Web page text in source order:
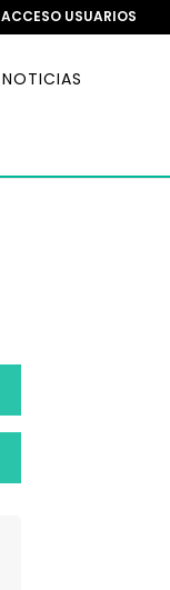
ACCESO USUARIOS
NOTICIAS